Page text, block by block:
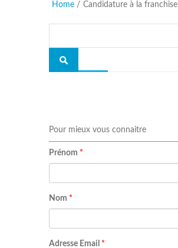
Home/ Candidature à la franchise
Pour mieux vous connaitre
Prénom *
Nom *
Adresse Email *